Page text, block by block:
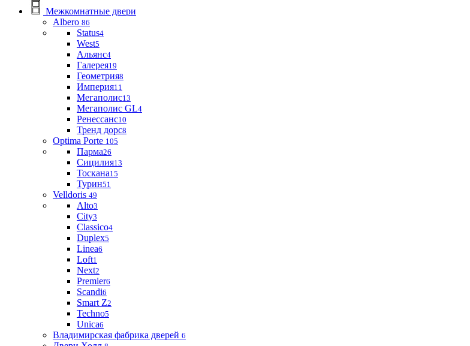
Межкомнатные двери
Albero 86
Status4
West5
Альянс4
Галерея19
Геометрия8
Империя11
Мегаполис13
Мегаполис GL4
Ренессанс10
Тренд дорс8
Optima Porte 105
Парма26
Сицилия13
Тоскана15
Турин51
Velldoris 49
Alto3
City3
Classico4
Duplex5
Linea6
Loft1
Next2
Premier6
Scandi6
Smart Z2
Techno5
Unica6
Владимирская фабрика дверей 6